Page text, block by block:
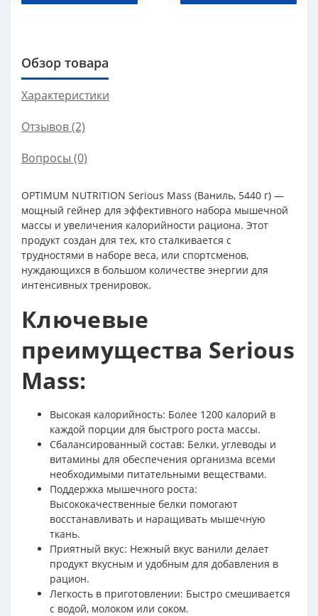
Обзор товара
Характеристики
Отзывов (2)
Вопросы (0)
OPTIMUM NUTRITION Serious Mass (Ваниль, 5440 г) —
мощный гейнер для эффективного набора мышечной
массы и увеличения калорийности рациона. Этот
продукт создан для тех, кто сталкивается с
трудностями в наборе веса, или спортсменов,
нуждающихся в большом количестве энергии для
интенсивных тренировок.
Ключевые
преимущества Serious
Mass:
Высокая калорийность: Более 1200 калорий в
каждой порции для быстрого роста массы.
Сбалансированный состав: Белки, углеводы и
витамины для обеспечения организма всеми
необходимыми питательными веществами.
Поддержка мышечного роста:
Высококачественные белки помогают
восстанавливать и наращивать мышечную
ткань.
Приятный вкус: Нежный вкус ванили делает
продукт вкусным и удобным для добавления в
рацион.
Легкость в приготовлении: Быстро смешивается
с водой, молоком или соком.